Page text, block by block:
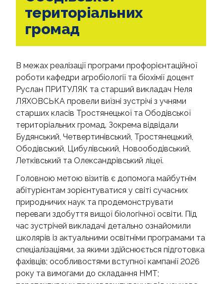
ВИПУСКНИКИ
НАУКА ТА ІННОВАЦІЇ
МЕДІА
СОЦІОЛОГІЧНІ ДОСЛІДЖЕННЯ
INTERNATIONAL PROJECT
територіальних
громад
В межах реалізації програми профорієнтаційної
роботи кафедри агробіології та біохімії доцент
Руслан ПРИТУЛЯК та старший викладач Неля
ЛЯХОВСЬКА провели виїзні зустрічі з учнями
старших класів Тростянецької та Ободівської
територіальних громад. Зокрема відвідали
Будянський, Четвертинівський, Тростянецький,
Ободівський, Цибулівський, Новоободівський,
Летківський та Олександрівський ліцеї.
Головною метою візитів є допомога майбутнім
абітурієнтам зорієнтуватися у світі сучасних
природничих наук та продемонструвати
переваги здобуття вищої біологічної освіти. Під
час зустрічей викладачі детально ознайомили
школярів із актуальними освітніми програмами та
спеціалізаціями, за якими здійснюється підготовка
фахівців; особливостями вступної кампанії 2026
року та вимогами до складання НМТ;